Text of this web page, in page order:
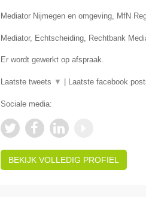
Mediator Nijmegen en omgeving, MfN
Mediator, Echtscheiding, Rechtbank
Er wordt gewerkt op afspraak.
Laatste tweets ▼ Laatste facebook
Sociale media:
BEKIJK VOLLEDIG PROFIEL